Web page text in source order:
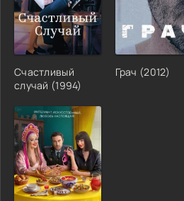
Счастливый
случай (1994)
Грач (2012)